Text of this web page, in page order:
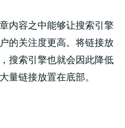
内容之中能够让搜索引擎
的关注度更高。将链接放
搜索引擎也就会因此降低
量链接放置在底部。